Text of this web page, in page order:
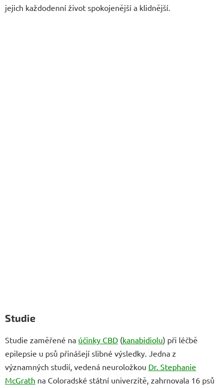
jejich každodenní život spokojenější a klidnější.
Studie
Studie zaměřené na účinky CBD (kanabidiolu) při léčbě
epilepsie u psů přinášejí slibné výsledky. Jedna z
významných studií, vedená neuroložkou Dr. Stephanie
McGrath na Coloradské státní univerzitě, zahrnovala 16 psů